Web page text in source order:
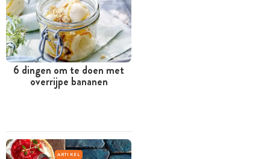
6 dingen om te doen met
overrijpe bananen
ARTIKEL